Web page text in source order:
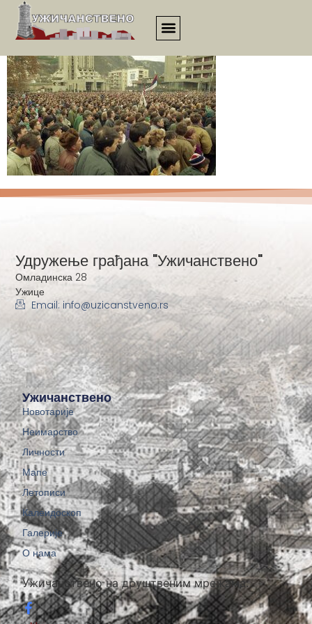
21vek_00030
Ужичанствено на друштвеним мрежама:
Ужичанствено
Новотарије
Неимарство
Личности
Мапе
Летописи
Калеидоскоп
Галерије
О нама
Удружење грађана "Ужичанствено"
Омладинска 28
Ужице
Email: info@uzicanstveno.rs